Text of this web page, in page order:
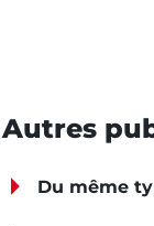
Autres
Du même